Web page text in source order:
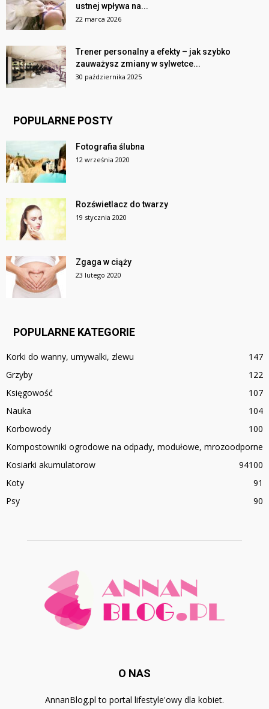
ustnej wpływa na...
22 marca 2026
Trener personalny a efekty – jak szybko
zauważysz zmiany w sylwetce...
30 października 2025
POPULARNE POSTY
Fotografia ślubna
12 września 2020
Rozświetlacz do twarzy
19 stycznia 2020
Zgaga w ciąży
23 lutego 2020
POPULARNE KATEGORIE
Korki do wanny, umywalki, zlewu
147
Grzyby
122
Księgowość
107
Nauka
104
Korbowody
100
Kompostowniki ogrodowe na odpady, modułowe, mrozoodporne
100
Kosiarki akumulatorow
94
Koty
91
Psy
90
O NAS
AnnanBlog.pl to portal lifestyle'owy dla kobiet.